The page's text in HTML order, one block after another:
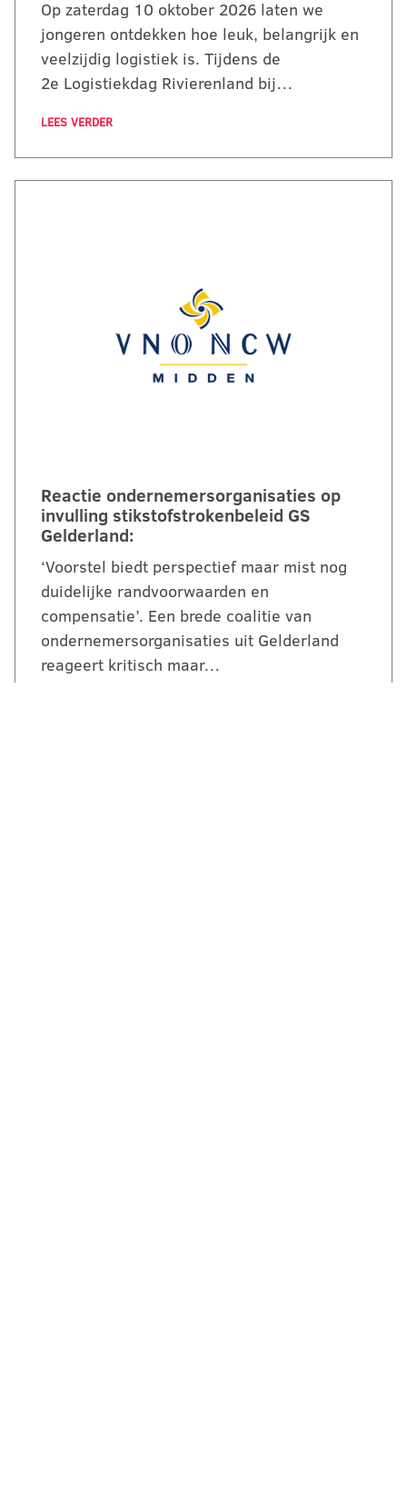
Op zaterdag 10 oktober 2026 laten we
jongeren ontdekken hoe leuk, belangrijk en
veelzijdig logistiek is. Tijdens de
2e Logistiekdag Rivierenland bij…
LEES VERDER
Reactie ondernemersorganisaties op
invulling stikstofstrokenbeleid GS
Gelderland:
‘Voorstel biedt perspectief maar mist nog
duidelijke randvoorwaarden en
compensatie’. Een brede coalitie van
ondernemersorganisaties uit Gelderland
reageert kritisch maar…